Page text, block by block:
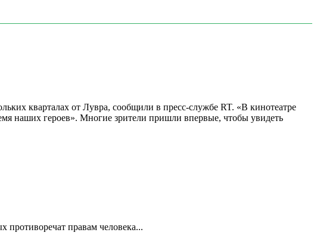
кварталах от Лувра, сообщили в пресс-службе RT. «В кинотеатре
наших героев». Многие зрители пришли впервые, чтобы увидеть
правам человека...